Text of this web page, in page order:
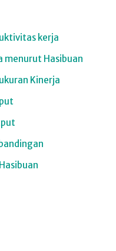
kerja
Hasibuan
Kinerja